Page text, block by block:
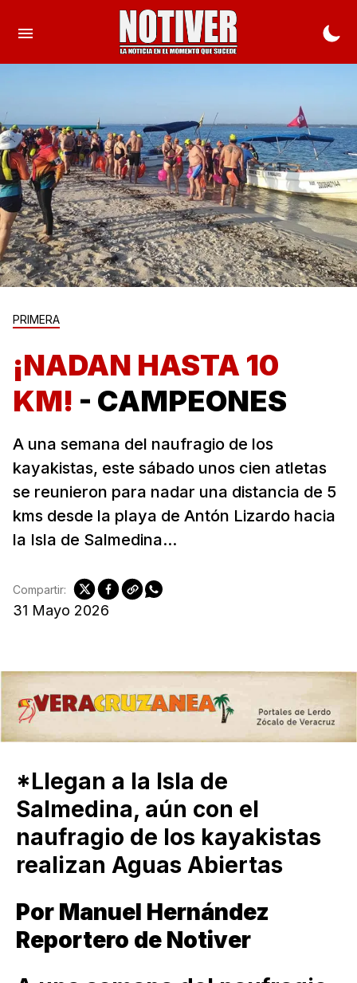
PRIMERA
¡NADAN HASTA 10
KM! - CAMPEONES
A una semana del naufragio de los
kayakistas, este sábado unos cien atletas
se reunieron para nadar una distancia de 5
kms desde la playa de Antón Lizardo hacia
la Isla de Salmedina...
31 Mayo 2026
Compartir:
*Llegan a la Isla de
Salmedina, aún con el
naufragio de los kayakistas
realizan Aguas Abiertas
Por Manuel Hernández
Reportero de Notiver